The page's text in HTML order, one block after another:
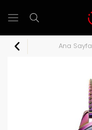
Ana Sayfa